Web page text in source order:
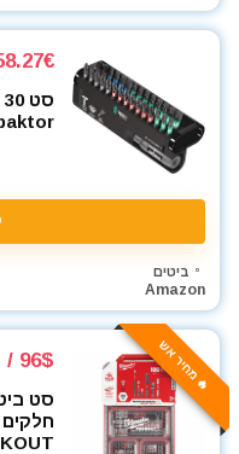
/ 229₪
ביטים
Amazon
🔥 מחיר אש 96$ / 321₪
חלקים